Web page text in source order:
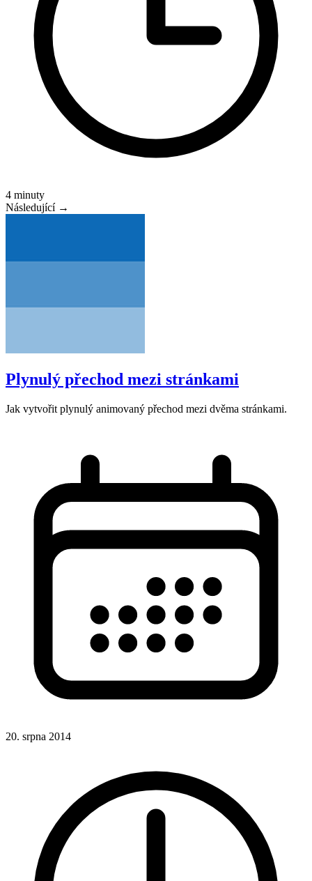
4 minuty
Následující →
Plynulý přechod mezi stránkami
Jak vytvořit plynulý animovaný přechod mezi dvěma stránkami.
20. srpna 2014